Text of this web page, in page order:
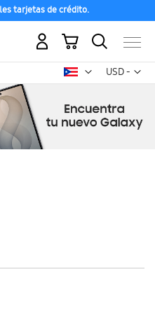
tarjetas de crédito.
USD -
dólar
Mi carrito